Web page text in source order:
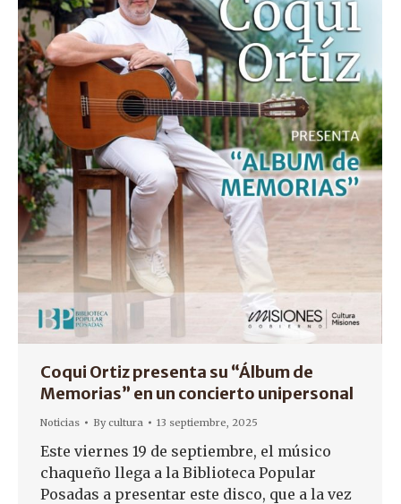
Coqui Ortiz presenta su “Álbum de
Memorias” en un concierto unipersonal
Noticias Bycultura 13 septiembre, 2025
Este viernes 19 de septiembre, el músico
chaqueño llega a la Biblioteca Popular
Posadas a presentar este disco, que a la vez